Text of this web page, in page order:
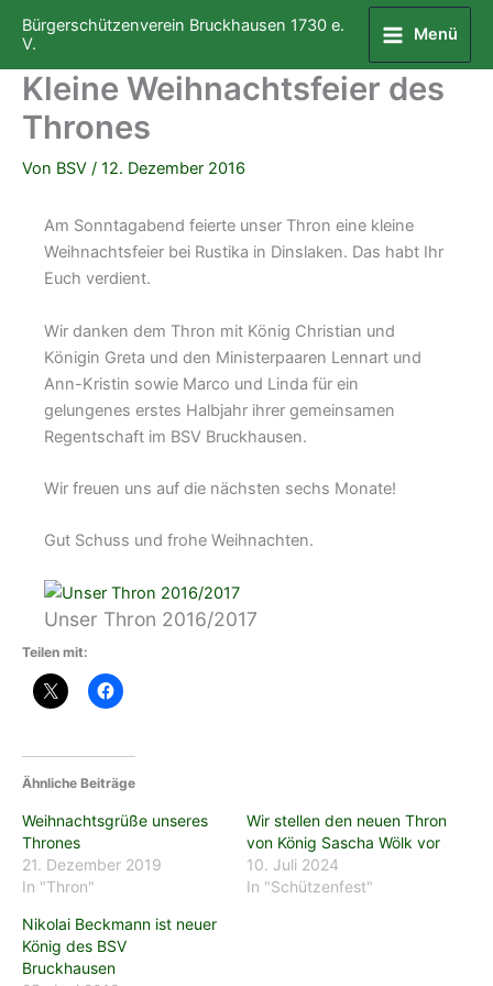
Inhalt
springen
Bürgerschützenverein Bruckhausen 1730 e.
V.
Menü
Kleine Weihnachtsfeier des
Thrones
Von BSV / 12. Dezember 2016
Am Sonntagabend feierte unser Thron eine kleine
Weihnachtsfeier bei Rustika in Dinslaken. Das habt Ihr
Euch verdient.
Wir danken dem Thron mit König Christian und
Königin Greta und den Ministerpaaren Lennart und
Ann-Kristin sowie Marco und Linda für ein
gelungenes erstes Halbjahr ihrer gemeinsamen
Regentschaft im BSV Bruckhausen.
Wir freuen uns auf die nächsten sechs Monate!
Gut Schuss und frohe Weihnachten.
Unser Thron 2016/2017
Teilen mit:
Ähnliche Beiträge
Weihnachtsgrüße unseres
Thrones
21. Dezember 2019
In "Thron"
Wir stellen den neuen Thron
von König Sascha Wölk vor
10. Juli 2024
In "Schützenfest"
Nikolai Beckmann ist neuer
König des BSV
Bruckhausen